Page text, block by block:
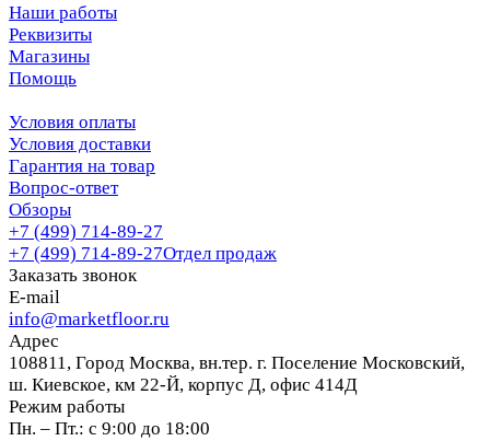
Наши работы
Реквизиты
Магазины
Помощь
Условия оплаты
Условия доставки
Гарантия на товар
Вопрос-ответ
Обзоры
+7 (499) 714-89-27
+7 (499) 714-89-27Отдел продаж
Заказать звонок
E-mail
info@marketfloor.ru
Адрес
108811, Город Москва, вн.тер. г. Поселение Московский,
ш. Киевское, км 22-Й, корпус Д, офис 414Д
Режим работы
Пн. – Пт.: с 9:00 до 18:00